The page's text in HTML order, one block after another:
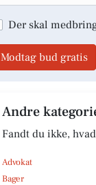
Der skal
Modtag bud gratis
Andre
Fandt du ikke,
Advokat
Bager